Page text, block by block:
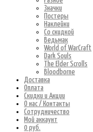
Значки
Постеры
Наклейки
Со скидкой
Ведьмак
World of WarCraft
Dark Souls
The Elder Scrolls
Bloodborne
Доставка
Оплата
Скидки и Акции
О нас / Контакты
Сотрудничество
Мой аккаунт
0 руб.